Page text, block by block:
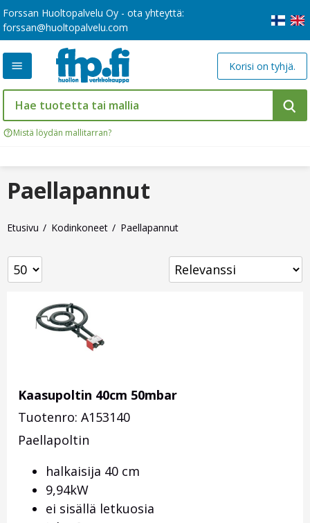
Forssan Huoltopalvelu Oy - ota yhteyttä:
forssan@huoltopalvelu.com
Mistä löydän mallitarran?
Korisi on tyhjä.
Etusivu Kodinkoneet Paellapannut
Paellapannut
Kaasupoltin 40cm 50mbar
Tuotenro: A153140
Paellapoltin
halkaisija 40 cm
9,94kW
ei sisällä letkuosia